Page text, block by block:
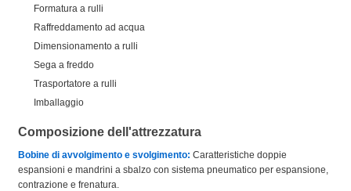
Formatura a rulli
Raffreddamento ad acqua
Dimensionamento a rulli
Sega a freddo
Trasportatore a rulli
Imballaggio
Composizione dell'attrezzatura
Bobine di avvolgimento e svolgimento: Caratteristiche doppie
espansioni e mandrini a sbalzo con sistema pneumatico per espansione,
contrazione e frenatura.